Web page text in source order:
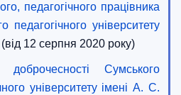
педагогічного працівника
педагогічного університету
(від 12 серпня 2020 року)
доброчесності Сумського
університету імені А. С.